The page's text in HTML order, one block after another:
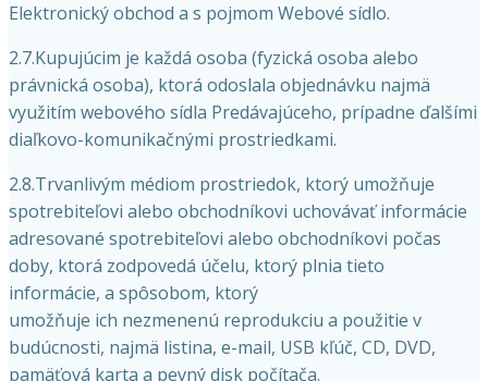
Elektronický obchod a s pojmom Webové sídlo.
2.7.Kupujúcim je každá osoba (fyzická osoba alebo
právnická osoba), ktorá odoslala objednávku najmä
využitím webového sídla Predávajúceho, prípadne ďalšími
diaľkovo-komunikačnými prostriedkami.
2.8.Trvanlivým médiom prostriedok, ktorý umožňuje
spotrebiteľovi alebo obchodníkovi uchovávať informácie
adresované spotrebiteľovi alebo obchodníkovi počas
doby, ktorá zodpovedá účelu, ktorý plnia tieto
informácie, a spôsobom, ktorý
umožňuje ich nezmenenú reprodukciu a použitie v
budúcnosti, najmä listina, e-mail, USB kľúč, CD, DVD,
pamäťová karta a pevný disk počítača.